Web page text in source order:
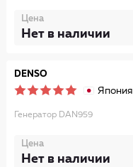
Цена
Нет в наличии
DENSO
Япония
Генератор DAN959
Цена
Нет в наличии